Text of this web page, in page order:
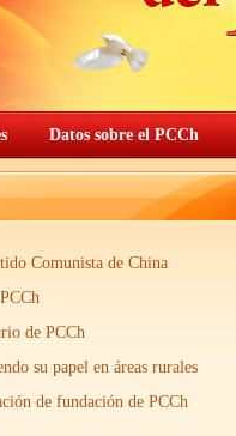
Datos sobre el PCCh
Comunista de China
de PCCh
su papel en áreas rurales
de fundación de PCCh